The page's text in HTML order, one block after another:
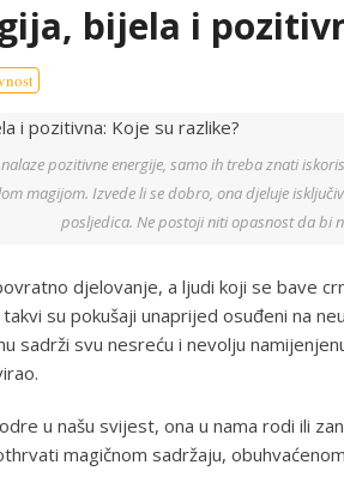
bijela i
pozitivne energije, samo ih treba znati
magijom. Izvede li se dobro, ona djeluje
posljedica. Ne postoji niti opasnost da bi
djelovanje, a ljudi koji se bave
su pokušaji unaprijed osuđeni na
sadrži svu nesreću i nevolju
u našu svijest, ona u nama rodi ili
magičnom sadržaju,